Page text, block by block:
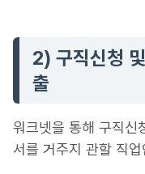
2) 구직신청
출
워크넷을 통해 구직신
서를 거주지 관할 직